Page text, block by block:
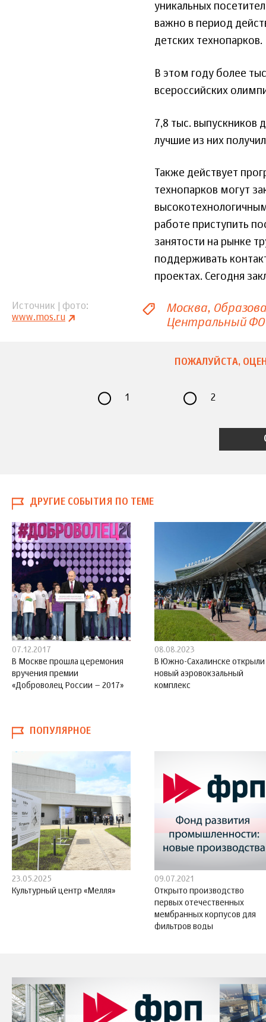
уникальных
важно в период
детских технопарков.
В этом году более
всероссийских
7,8 тыс. выпускников
лучшие из них
Также действует
технопарков могут
работе приступить
занятости на рынке
поддерживать
проектах. Сегодня
Источник | фото
www.mos.ru
Москва
Центральный ФО
ПОЖАЛУЙСТА,
1 2
ДРУГИЕ СОБЫТИЯ ПО ТЕМЕ
07.12.2017
В Москве прошла церемония
вручения премии
«Доброволец России – 2017»
08.08.2023
В Южно-Сахалинске открыли
новый аэровокзальный
комплекс
ПОПУЛЯРНОЕ
23.05.2025
Культурный центр «Мелля»
09.07.2021
Открыто производство
первых отечественных
мембранных корпусов для
фильтров воды